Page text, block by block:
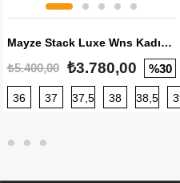
40 40,5 41 42 42,5
Mayze Stack Luxe Wns Kadın Sneaker
₺5.400,00 ₺3.780,00 %30
36 37 37,5 38 38,5